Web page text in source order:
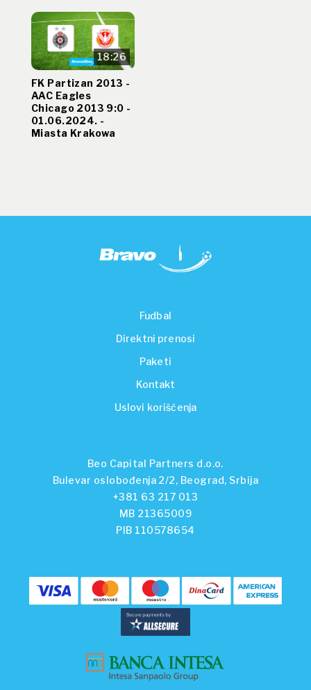
18:26
FK Partizan 2013 -
AAC Eagles
Chicago 2013 9:0 -
01.06.2024. -
Miasta Krakowa
Fudbal
Direktni prenosi
Paketi
Kontakt
Uslovi korišćenja
Beo Capital Partners d.o.o.
Bulevar oslobođenja 2/2, Beograd, Srbija
+381 63 217 013
MB 21365009
PIB 110578654